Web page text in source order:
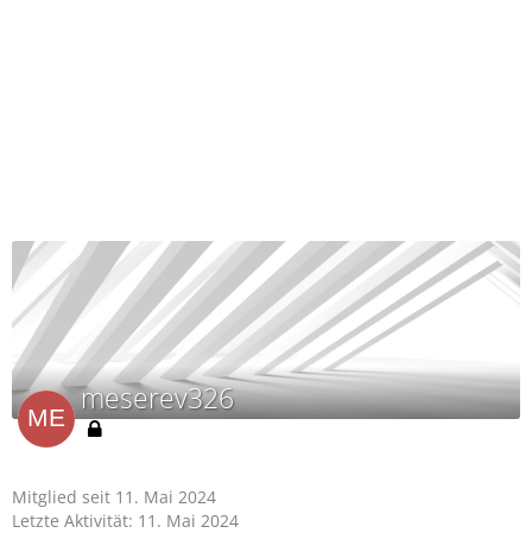
meserev326
Mitglied seit 11. Mai 2024
Letzte Aktivität: 11. Mai 2024